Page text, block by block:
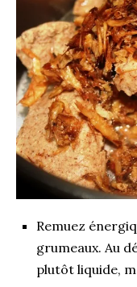
Remuez
grumeaux. Au
plutôt liquide,